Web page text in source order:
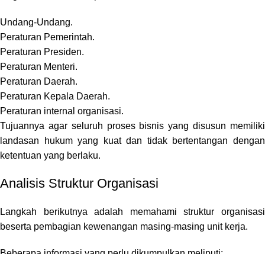
Undang-Undang.
Peraturan Pemerintah.
Peraturan Presiden.
Peraturan Menteri.
Peraturan Daerah.
Peraturan Kepala Daerah.
Peraturan internal organisasi.
Tujuannya agar seluruh proses bisnis yang disusun memiliki
landasan hukum yang kuat dan tidak bertentangan dengan
ketentuan yang berlaku.
Analisis Struktur Organisasi
Langkah berikutnya adalah memahami struktur organisasi
beserta pembagian kewenangan masing-masing unit kerja.